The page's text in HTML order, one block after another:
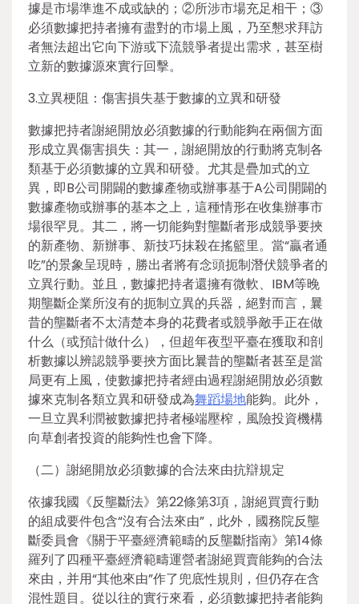
據是市場準進不成或缺的；②所涉市場充足相干；③
必須數據把持者擁有盡對的市場上風，乃至懇求拜訪
者無法超出它向下游或下流競爭者提出需求，甚至樹
立新的數據源來實行回擊。
3.立異梗阻：傷害損失基于數據的立異和研發
數據把持者謝絕開放必須數據的行動能夠在兩個方面
形成立異傷害損失：其一，謝絕開放的行動將克制各
類基于必須數據的立異和研發。尤其是疊加式的立
異，即B公司開闢的數據產物或辦事基于A公司開闢的
數據產物或辦事的基本之上，這種情形在收集辦事市
場很罕見。其二，將一切能夠對壟斷者形成競爭要挾
的新產物、新辦事、新技巧抹殺在搖籃里。當“贏者通
吃”的景象呈現時，勝出者將有念頭扼制潛伏競爭者的
立異行動。並且，數據把持者還擁有微軟、IBM等晚
期壟斷企業所沒有的扼制立異的兵器，絕對而言，曩
昔的壟斷者不太清楚本身的花費者或競爭敵手正在做
什么（或預計做什么），但超年夜型平臺在獲取和剖
析數據以辨認競爭要挾方面比曩昔的壟斷者甚至是當
局更有上風，使數據把持者經由過程謝絕開放必須數
據來克制各類立異和研發成為舞蹈場地能夠。此外，
一旦立異利潤被數據把持者極端壓榨，風險投資機構
向草創者投資的能夠性也會下降。
（二）謝絕開放必須數據的合法來由抗辯規定
依據我國《反壟斷法》第22條第3項，謝絕買賣行動
的組成要件包含“沒有合法來由”，此外，國務院反壟
斷委員會《關于平臺經濟範疇的反壟斷指南》第14條
羅列了四種平臺經濟範疇運營者謝絕買賣能夠的合法
來由，并用“其他來由”作了兜底性規則，但仍存在含
混性題目。從以往的實行來看，必須數據把持者能夠